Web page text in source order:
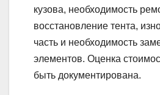
кузова, необходимость
восстановление тента,
часть и необходимость
элементов. Оценка
быть документирована.